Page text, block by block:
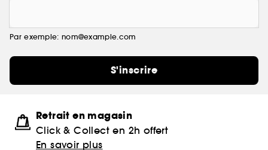
Par exemple: nom@example.com
S'inscrire
Retrait en magasin
Click & Collect en 2h offert
En savoir plus